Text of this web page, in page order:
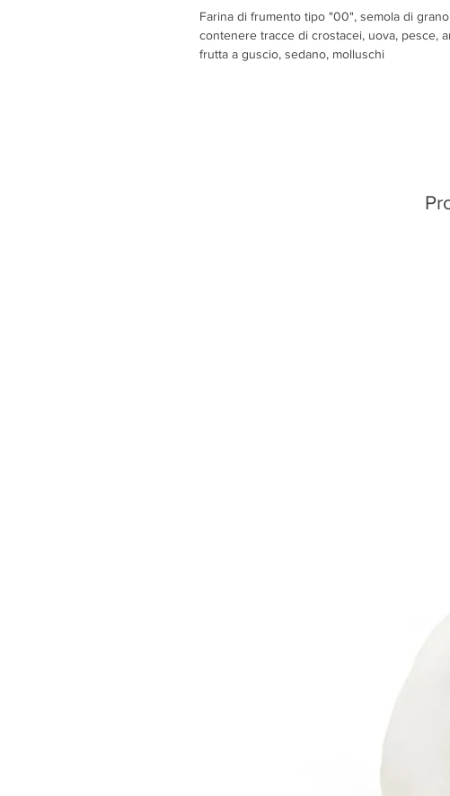
Farina di frumento tipo "00", semola di
contenere tracce di crostacei, uova, pesce,
frutta a guscio, sedano, molluschi